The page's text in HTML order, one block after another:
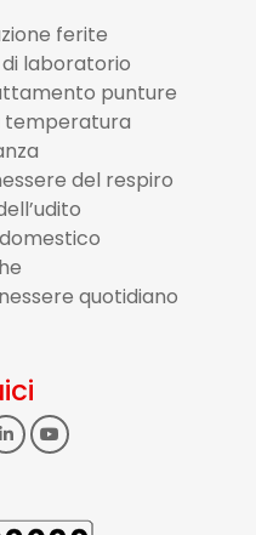
ferite
laboratorio
punture
temperatura
del respiro
quotidiano